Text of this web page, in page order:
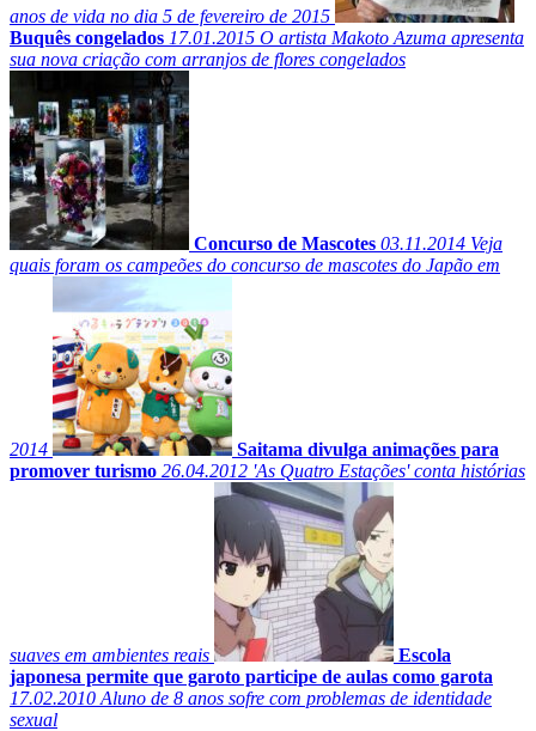
anos de vida no dia 5 de fevereiro de 2015
Buquês congelados 17.01.2015 O artista Makoto Azuma apresenta
sua nova criação com arranjos de flores congelados
Concurso de Mascotes 03.11.2014 Veja
quais foram os campeões do concurso de mascotes do Japão em
2014
Saitama divulga animações para
promover turismo 26.04.2012 'As Quatro Estações' conta histórias
suaves em ambientes reais
Escola
japonesa permite que garoto participe de aulas como garota
17.02.2010 Aluno de 8 anos sofre com problemas de identidade
sexual